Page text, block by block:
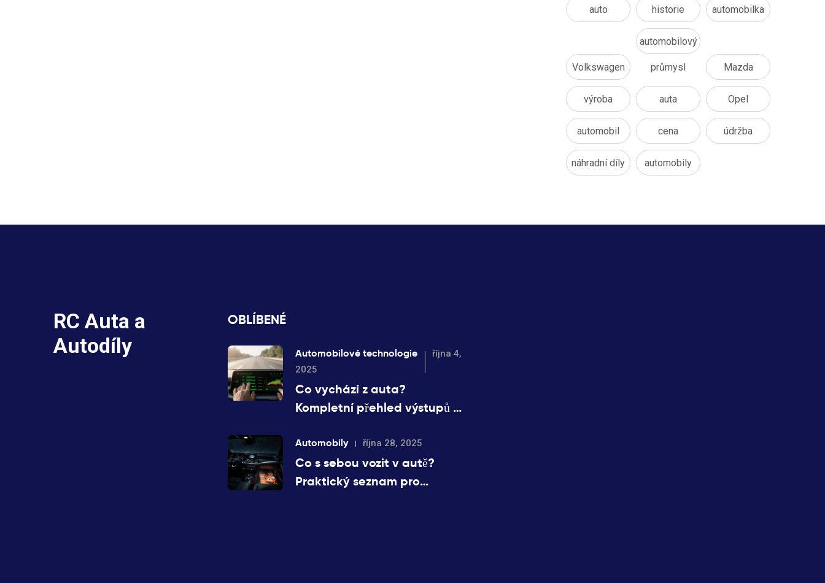
auto historie automobilka
Volkswagen
automobilový
průmysl Mazda
výroba auta Opel
automobil cena údržba
náhradní díly automobily
RC Auta a
Autodíly
OBLÍBENÉ
Automobilové technologie
října 4,
2025
Co vychází z auta?
Kompletní přehled výstupů a
Automobily října 28, 2025
Co s sebou vozit v autě?
Praktický seznam pro